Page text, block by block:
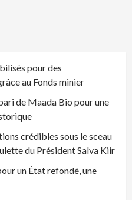
pour des
au Fonds minier
de Maada Bio pour une
crédibles sous le sceau
du Président Salva Kiir
un État refondé, une